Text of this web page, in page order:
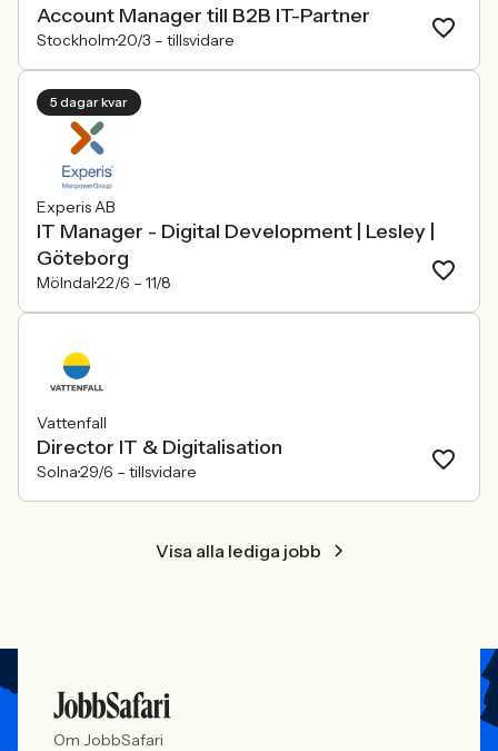
Account Manager till B2B IT-Partner
Stockholm20/3 – tillsvidare
5 dagar kvar
Experis AB
IT Manager - Digital Development | Lesley |
Göteborg
Mölndal22/6 – 11/8
Vattenfall
Director IT & Digitalisation
Solna29/6 – tillsvidare
Visa alla lediga jobb
Om JobbSafari